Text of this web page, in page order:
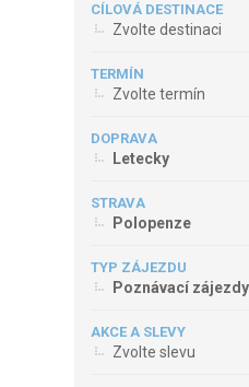
CÍLOVÁ DESTINACE
Zvolte destinaci
TERMÍN
Zvolte termín
DOPRAVA
Letecky
STRAVA
Polopenze
TYP ZÁJEZDU
Poznávací zájezdy
AKCE A SLEVY
Zvolte slevu